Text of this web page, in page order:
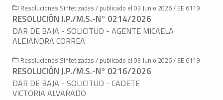
Resoluciones Sintetizadas / publicado el 03 Junio 2026 / EE 6119
RESOLUCIÓN J.P./M.S.-N° 0214/2026
DAR DE BAJA - SOLICITUD - AGENTE MICAELA
ALEJANDRA CORREA
Resoluciones Sintetizadas / publicado el 03 Junio 2026 / EE 6119
RESOLUCIÓN J.P./M.S.-N° 0216/2026
DAR DE BAJA - SOLICITUD - CADETE
VICTORIA ALVARADO